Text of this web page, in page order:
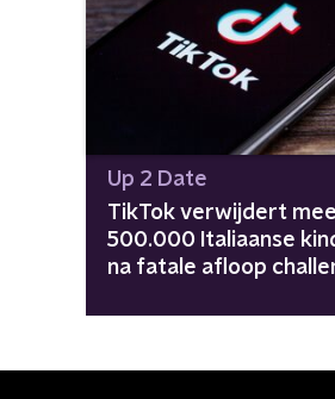
Up 2 Date
TikTok verwijdert
500.000 Italiaanse
na fatale afloop